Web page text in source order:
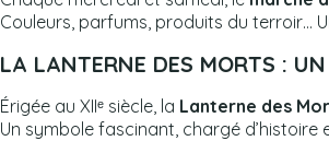
Couleurs, parfums, produits du terroir…
LA LANTERNE DES MORTS :
Érigée au XIIᵉ siècle, la Lanterne des
Un symbole fascinant, chargé d’histoire